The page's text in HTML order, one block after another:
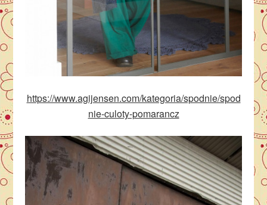
https://www.agijensen.com/kategoria/spodnie/spod
nie-culoty-pomarancz